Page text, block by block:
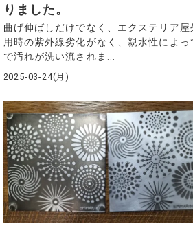
りました。
曲げ伸ばしだけでなく、エクステリア屋
用時の紫外線劣化がなく、親水性によっ
で汚れが洗い流されま...
2025-03-24(月)